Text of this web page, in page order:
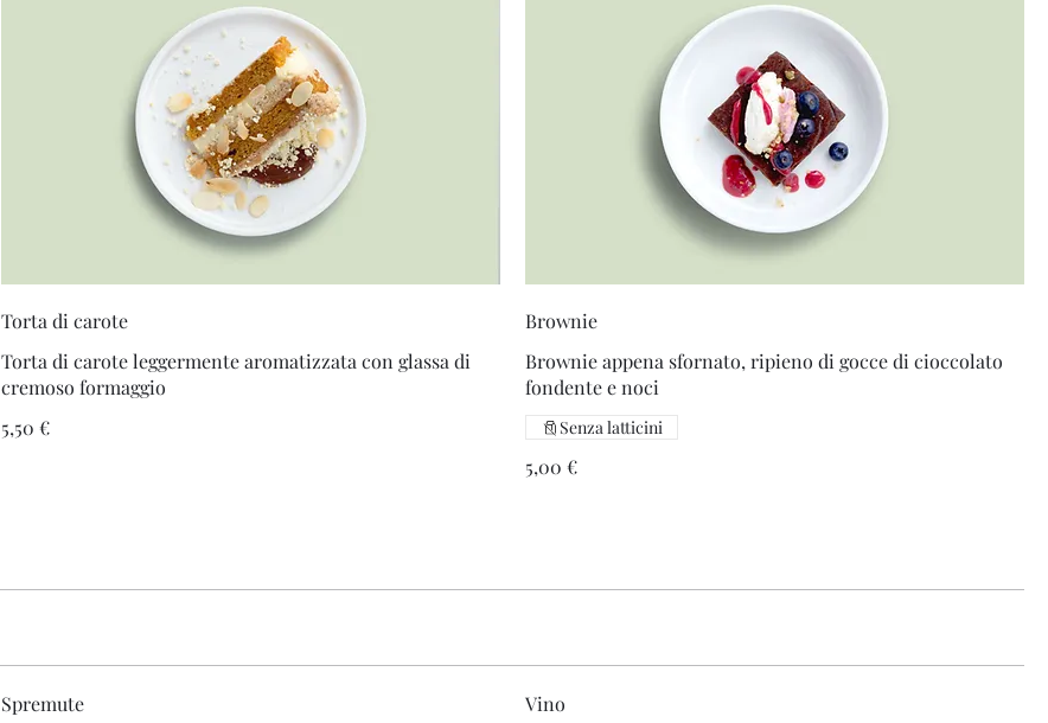
Torta di carote
Torta di carote leggermente aromatizzata con glassa di
cremoso formaggio
5,50 €
Brownie
Brownie appena sfornato, ripieno di gocce di cioccolato
fondente e noci
5,00 €
Senza latticini
Spremute Vino